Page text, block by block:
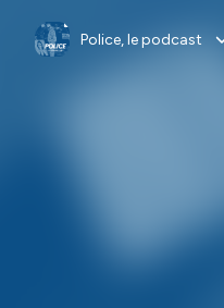
Police, le podcast